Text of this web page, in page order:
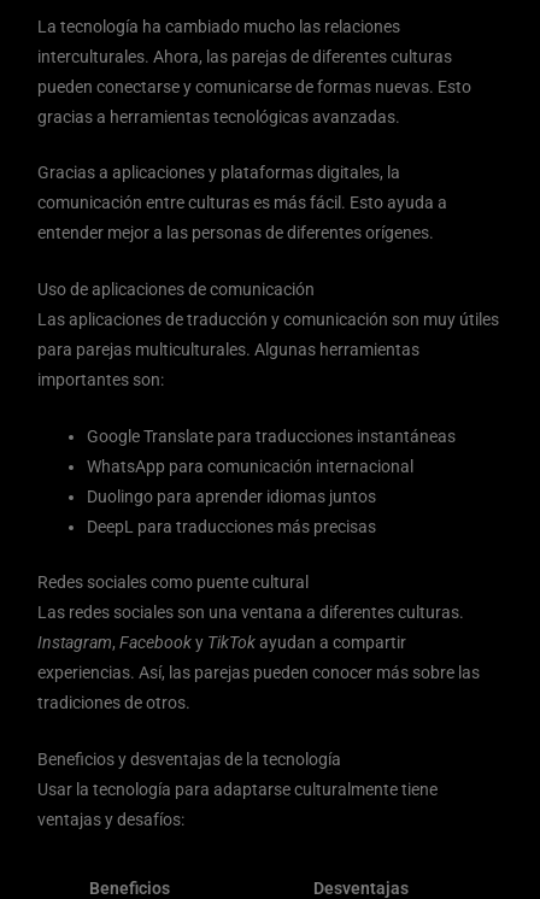
La tecnología ha cambiado mucho las relaciones
interculturales. Ahora, las parejas de diferentes culturas
pueden conectarse y comunicarse de formas nuevas. Esto
gracias a herramientas tecnológicas avanzadas.
Gracias a aplicaciones y plataformas digitales, la
comunicación entre culturas es más fácil. Esto ayuda a
entender mejor a las personas de diferentes orígenes.
Uso de aplicaciones de comunicación
Las aplicaciones de traducción y comunicación son muy útiles
para parejas multiculturales. Algunas herramientas
importantes son:
Google Translate para traducciones instantáneas
WhatsApp para comunicación internacional
Duolingo para aprender idiomas juntos
DeepL para traducciones más precisas
Redes sociales como puente cultural
Las redes sociales son una ventana a diferentes culturas.
Instagram,Facebooky TikTokayudan a compartir
experiencias. Así, las parejas pueden conocer más sobre las
tradiciones de otros.
Beneficios y desventajas de la tecnología
Usar la tecnología para adaptarse culturalmente tiene
ventajas y desafíos:
Beneficios Desventajas